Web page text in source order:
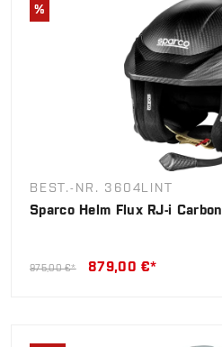
%
BEST.-NR. 3604LINT
Sparco Helm Flux RJ-i Carbon
975,00 €* 879,00 €*